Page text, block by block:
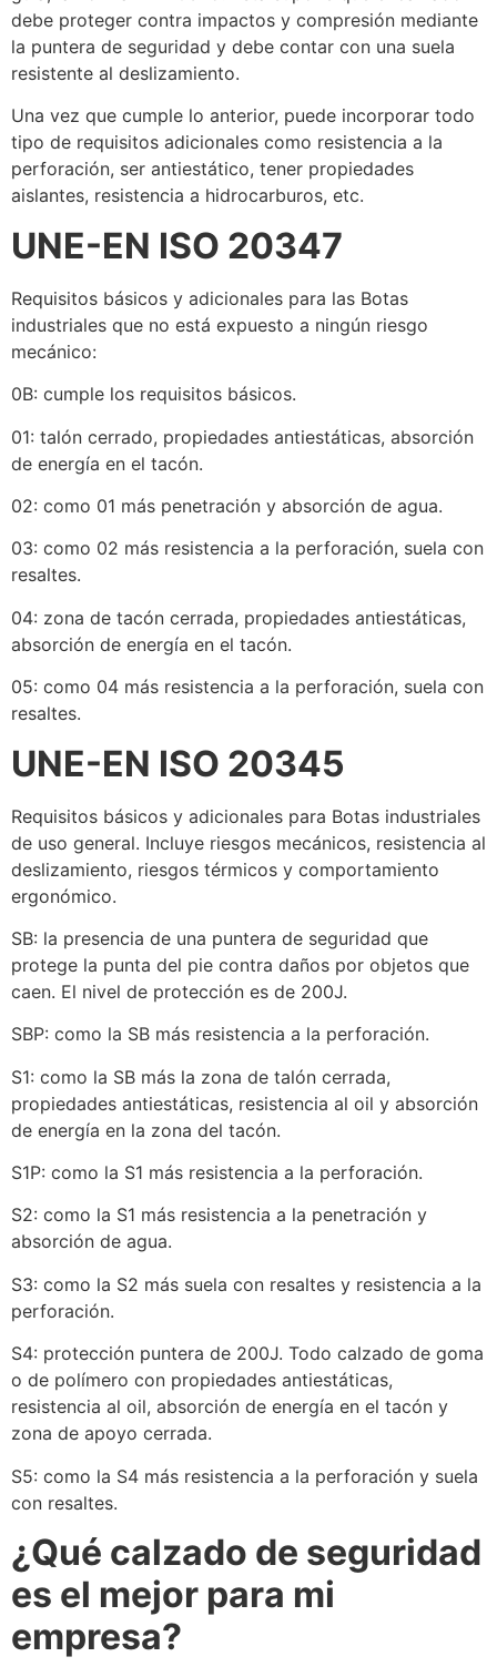
debe proteger contra impactos y compresión mediante
la puntera de seguridad y debe contar con una suela
resistente al deslizamiento.
Una vez que cumple lo anterior, puede incorporar todo
tipo de requisitos adicionales como resistencia a la
perforación, ser antiestático, tener propiedades
aislantes, resistencia a hidrocarburos, etc.
UNE-EN ISO 20347
Requisitos básicos y adicionales para las Botas
industriales que no está expuesto a ningún riesgo
mecánico:
0B: cumple los requisitos básicos.
01: talón cerrado, propiedades antiestáticas, absorción
de energía en el tacón.
02: como 01 más penetración y absorción de agua.
03: como 02 más resistencia a la perforación, suela con
resaltes.
04: zona de tacón cerrada, propiedades antiestáticas,
absorción de energía en el tacón.
05: como 04 más resistencia a la perforación, suela con
resaltes.
UNE-EN ISO 20345
Requisitos básicos y adicionales para Botas industriales
de uso general. Incluye riesgos mecánicos, resistencia al
deslizamiento, riesgos térmicos y comportamiento
ergonómico.
SB: la presencia de una puntera de seguridad que
protege la punta del pie contra daños por objetos que
caen. El nivel de protección es de 200J.
SBP: como la SB más resistencia a la perforación.
S1: como la SB más la zona de talón cerrada,
propiedades antiestáticas, resistencia al oil y absorción
de energía en la zona del tacón.
S1P: como la S1 más resistencia a la perforación.
S2: como la S1 más resistencia a la penetración y
absorción de agua.
S3: como la S2 más suela con resaltes y resistencia a la
perforación.
S4: protección puntera de 200J. Todo calzado de goma
o de polímero con propiedades antiestáticas,
resistencia al oil, absorción de energía en el tacón y
zona de apoyo cerrada.
S5: como la S4 más resistencia a la perforación y suela
con resaltes.
¿Qué calzado de seguridad
es el mejor para mi
empresa?